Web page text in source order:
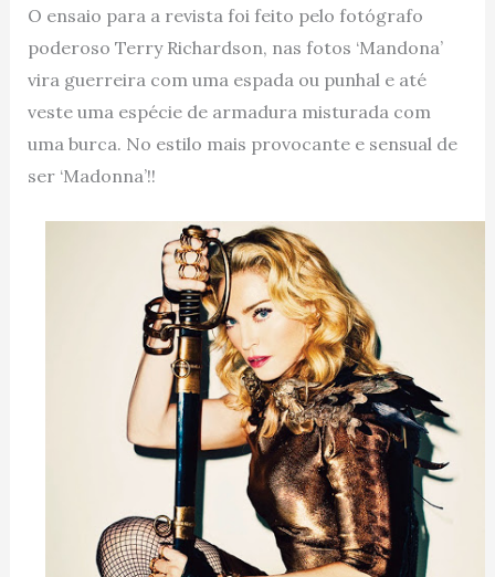
O ensaio para a revista foi feito pelo fotógrafo
poderoso Terry Richardson, nas fotos ‘Mandona’
vira guerreira com uma espada ou punhal e até
veste uma espécie de armadura misturada com
uma burca. No estilo mais provocante e sensual de
ser ‘Madonna’!!